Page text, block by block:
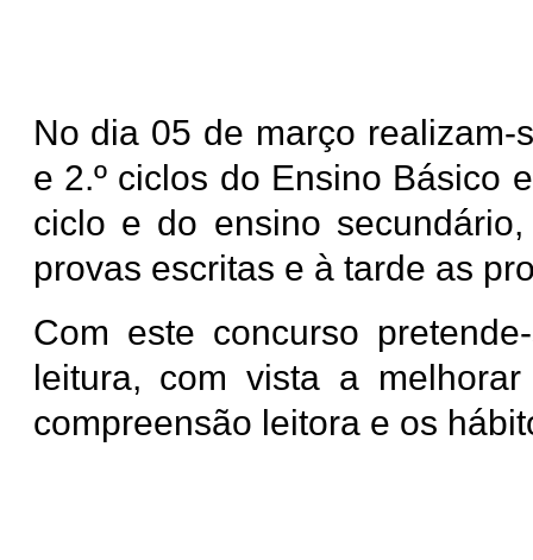
No dia 05 de março realizam-
e 2.º ciclos do Ensino Básico
ciclo e do ensino
provas escritas e à tarde as
Com este concurso
leitura, com vista a
compreensão leitora e os